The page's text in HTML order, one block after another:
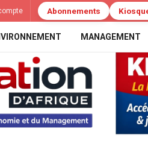
Abonnements
MANAGEMENT